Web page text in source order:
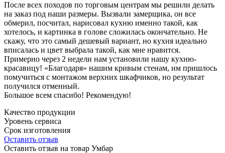
После всех походов по торговым центрам мы решили делать
на заказ под наши размеры. Вызвали замерщика, он все
обмерил, посчитал, нарисовал кухню именно такой, как
хотелось, и картинка в голове сложилась окончательно. Не
скажу, что это самый дешевый вариант, но кухня идеально
вписалась и цвет выбрала такой, как мне нравится.
Примерно через 2 недели нам установили нашу кухню-
красавицу! «Благодаря» нашим кривым стенам, им пришлось
помучиться с монтажом верхних шкафчиков, но результат
получился отменный.
Большое всем спасибо! Рекомендую!
Качество продукции
Уровень сервиса
Срок изготовления
Оставить отзыв
Оставить отзыв на товар Умбар